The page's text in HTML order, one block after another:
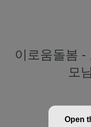
이로움돌봄 -
모